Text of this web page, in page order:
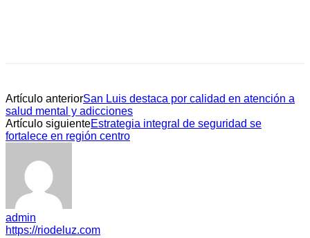
Artículo anteriorSan Luis destaca por calidad en atención a
salud mental y adicciones
Artículo siguienteEstrategia integral de seguridad se
fortalece en región centro
admin
https://riodeluz.com